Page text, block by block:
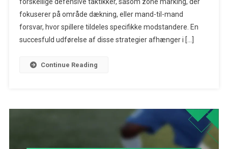
Mand
Forsvar,
fokuserer på område dækning, eller mand-til-mand
forsvar, hvor spillere tildeles specifikke modstandere. En
succesfuld udførelse af disse strategier afhænger i […]
Continue Reading